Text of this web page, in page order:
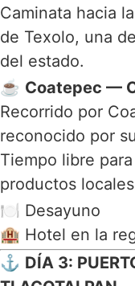
Caminata hacia
de Texolo, una
del estado.
☕ Coatepec —
Recorrido por
reconocido por
Tiempo libre
productos
🍽️ Desayuno
🏨 Hotel en la
⚓ DÍA 3: